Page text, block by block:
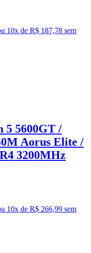
10x de R$ 187,78 sem
5 5600GT /
Aorus Elite /
3200MHz
10x de R$ 266,99 sem